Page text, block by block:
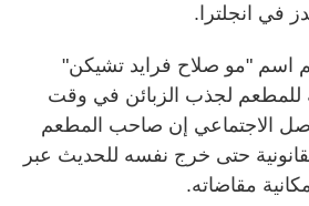
في انجلترا.
"مو صلاح فرايد تشيكن"
للمطعم لجذب الزبائن في وقت
الاجتماعي إن صاحب المطعم
حتى خرج نفسه للحديث عبر
مقاضاته.